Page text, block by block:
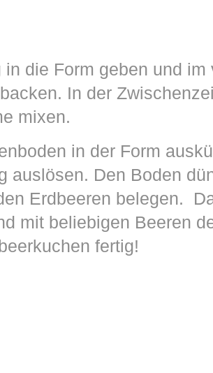
in die Form geben und
In der
mixen.
in der Form
auslösen. Den Boden
Erdbeeren belegen.
mit beliebigen Beeren
fertig!